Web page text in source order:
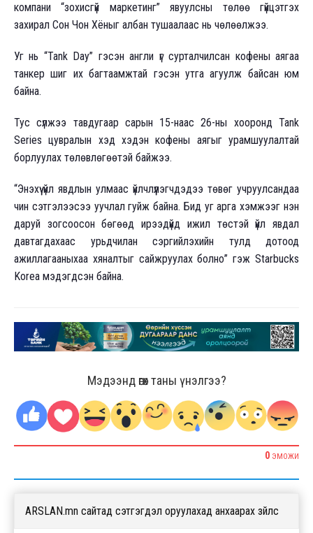
компани “зохисгүй маркетинг” явуулсны төлөө гүйцэтгэх
захирал Сон Чон Хёныг албан тушаалаас нь чөлөөлжээ.
Уг нь “Tank Day” гэсэн англи үг сурталчилсан кофены аягаа
танкер шиг их багтаамжтай гэсэн утга агуулж байсан юм
байна.
Тус сүлжээ тавдугаар сарын 15-наас 26-ны хооронд Tank
Series цувралын хэд хэдэн кофены аягыг урамшуулалтай
борлуулах төлөвлөгөөтэй байжээ.
“Энэхүү үйл явдлын улмаас үйлчлүүлэгчдэдээ төвөг учруулсандаа
чин сэтгэлээсээ уучлал гуйж байна. Бид уг арга хэмжээг нэн
даруй зогсоосон бөгөөд ирээдүйд ижил төстэй үйл явдал
давтагдахаас урьдчилан сэргийлэхийн тулд дотоод
ажиллагааныхаа хяналтыг сайжруулах болно” гэж Starbucks
Korea мэдэгдсэн байна.
Мэдээнд өгөх таны үнэлгээ?
0 ЭМОЖИ
ARSLAN.mn сайтад сэтгэгдэл оруулахад анхаарах зүйлс